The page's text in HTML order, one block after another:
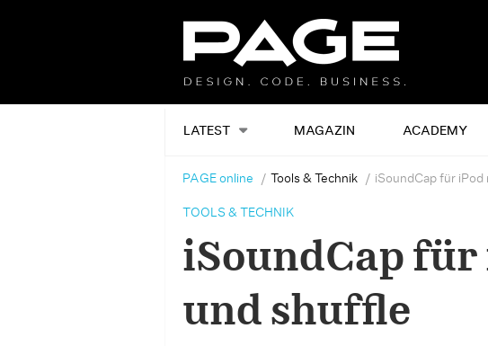
LATEST MAGAZIN ACADEMY
PAGE online Tools & Technik iSoundCap für iPod
TOOLS & TECHNIK
iSoundCap für
und shuffle